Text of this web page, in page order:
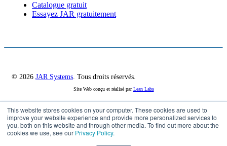
This website stores cookies on your computer. These cookies are used to
improve your website experience and provide more personalized services to
you, both on this website and through other media. To find out more about the
cookies we use, see our Privacy Policy.
Catalogue gratuit
Essayez JAR gratuitement
© 2026 JAR Systems. Tous droits réservés.
Site Web conçu et réalisé parLean Labs
Politique de confidentialité
Paramètres des témoins